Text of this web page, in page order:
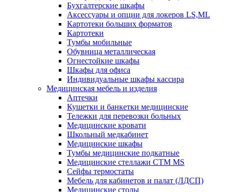
Бухгалтерские шкафы
Аксессуары и опции для локеров LS,ML
Картотеки больших форматов
Картотеки
Тумбы мобильные
Обувница металлическая
Огнестойкие шкафы
Шкафы для офиса
Индивидуальные шкафы кассира
Медицинская мебель и изделия
Аптечки
Кушетки и банкетки медицинские
Тележки для перевозки больных
Медицинские кровати
Школьный медкабинет
Медицинские шкафы
Тумбы медицинские подкатные
Медицинские стеллажи CTM MS
Сейфы термостаты
Мебель для кабинетов и палат (ЛДСП)
Медицинские столы